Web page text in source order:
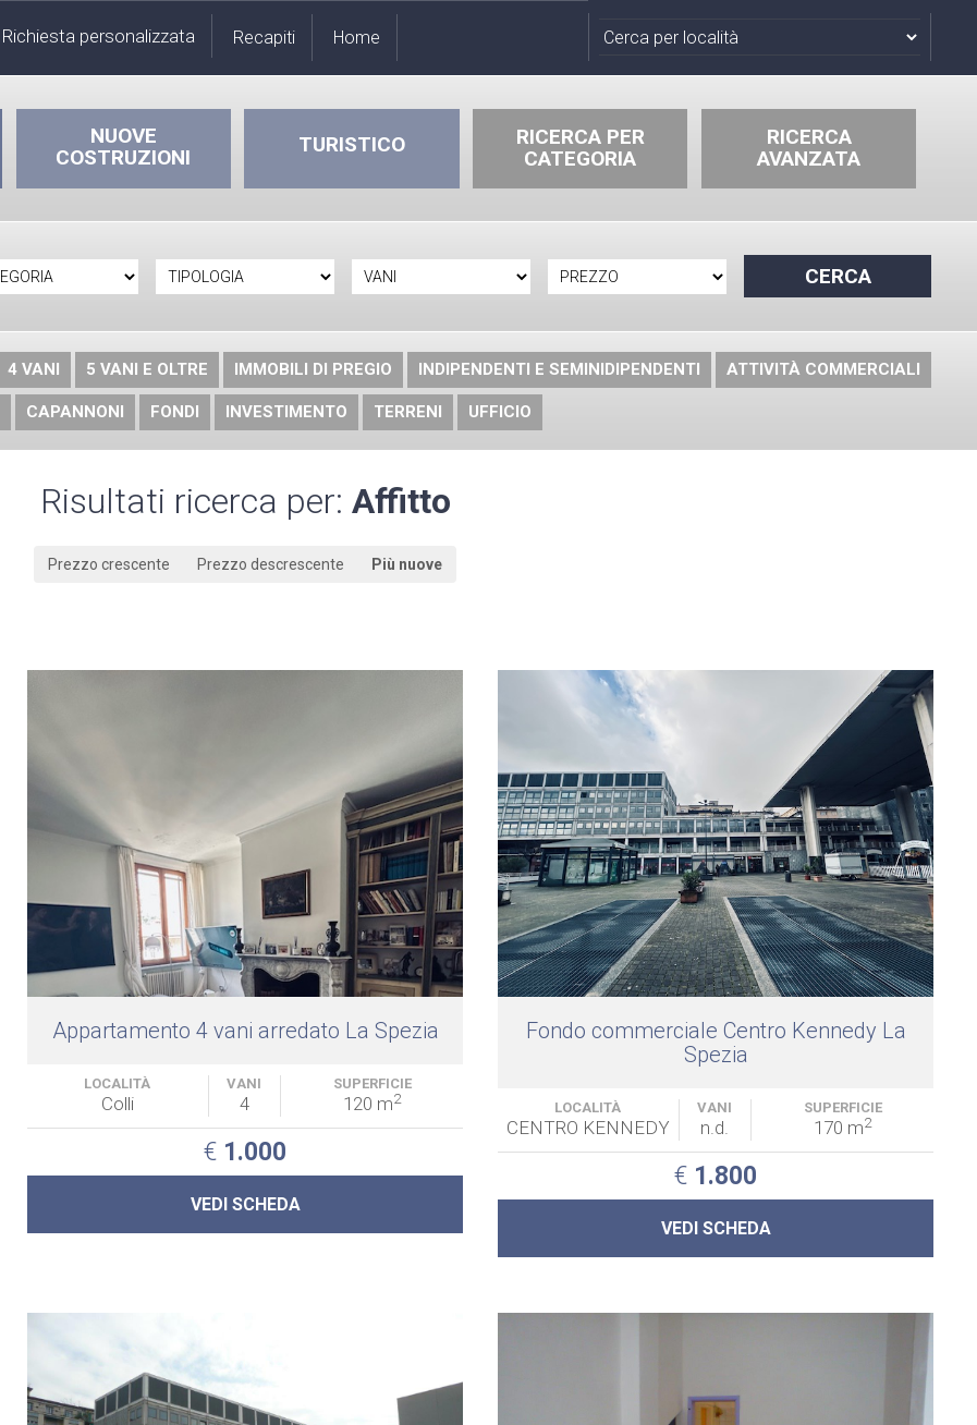
Richiesta personalizzata Recapiti Home
NUOVE
COSTRUZIONI
TURISTICO
RICERCA PER
CATEGORIA
RICERCA
AVANZATA
4 VANI 5 VANI E OLTRE IMMOBILI DI PREGIO INDIPENDENTI E SEMINIDIPENDENTI ATTIVITÀ COMMERCIALI
CAPANNONI FONDI INVESTIMENTO TERRENI UFFICIO
Risultati ricerca per: Affitto
Prezzo crescente Prezzo descrescente Più nuove
Appartamento 4 vani arredato La Spezia
LOCALITÀ
Colli
VANI
4
SUPERFICIE
120 m2
€ 1.000
VEDI SCHEDA
Fondo commerciale Centro Kennedy La
Spezia
LOCALITÀ
CENTRO KENNEDY
VANI
n.d.
SUPERFICIE
170 m2
€ 1.800
VEDI SCHEDA